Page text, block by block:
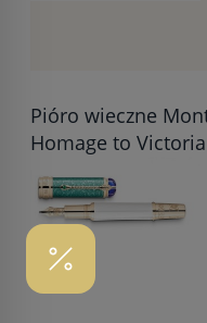
Pióro wieczne
Homage to